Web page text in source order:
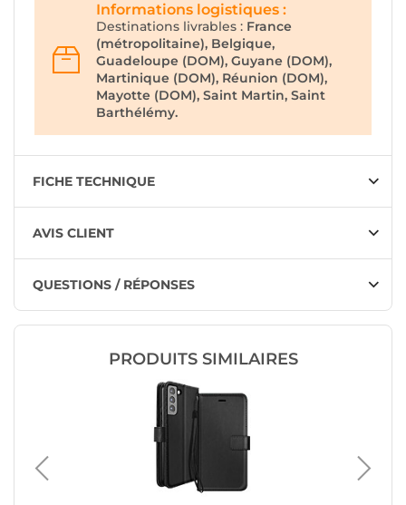
Informations logistiques :
Destinations livrables : France
(métropolitaine), Belgique,
Guadeloupe (DOM), Guyane (DOM),
Martinique (DOM), Réunion (DOM),
Mayotte (DOM), Saint Martin, Saint
Barthélémy.
FICHE TECHNIQUE
AVIS CLIENT
QUESTIONS / RÉPONSES
PRODUITS SIMILAIRES